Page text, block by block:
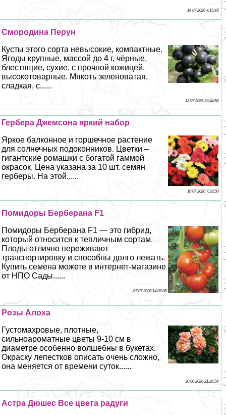
14 07 2026 4:15:43
Смородина Перун
Кусты этого сорта невысокие, компактные.
Ягоды крупные, массой до 4 г, чёрные,
блестящие, сухие, с прочной кожицей,
высокотоварные. Мякоть зеленоватая,
сладкая, с......
13 07 2026 23:44:58
Гербера Джемсона яркий набор
Яркое балконное и горшечное растение
для солнечных подоконников. Цветки –
гигантские ромашки с богатой гаммой
окрасок. Цена указана за 10 шт. семян
герберы. На этой......
10 07 2026 7:23:50
Помидоры Берберана F1
Помидоры Берберана F1 — это гибрид,
который относится к тепличным сортам.
Плоды отлично переживают
трaнcпортировку и способны долго лежать.
Купить семена можете в интернет-магазине
от НПО Сады......
07 07 2026 14:39:38
Розы Алоха
Густомахровые, плотные,
сильноароматные цветы 9-10 см в
диаметре особенно волшебны в букетах.
Окраску лепестков описать очень сложно,
она меняется от времени суток......
30 06 2026 21:26:54
Астра Дюшес Все цвета радуги